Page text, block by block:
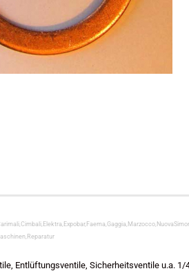
Entlüftungsventile, Sicherheitsventile u.a. 1/4